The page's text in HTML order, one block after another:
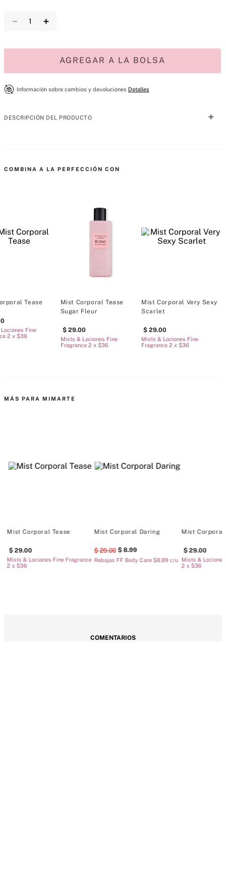
＋
－
AGREGAR A LA BOLSA
Información sobre cambios y devoluciones Detalles
DESCRIPCIÓN DEL PRODUCTO
Déjese envolver por una mezcla de mango jugoso, peonía dorada y un
Tipo de fragancia: Floral Frutal
250 ml/8.4 fl oz.
COMBINA A LA PERFECCIÓN CON
Tease
Fine
2 x $36
Mist Corporal Tease
Sugar Fleur
29.00
Mists & Lociones Fine
Fragrance 2 x $36
Mist Corporal Very Sexy
Scarlet
29.00
Mists & Lociones Fine
Fragrance 2 x $36
MÁS PARA MIMARTE
Mist Corporal Tease
29.00
Mists & Lociones Fine Fragrance
2 x $36
Mist Corporal Daring
29.00 8.99
Rebajas FF Body Care $8.99 c/u
Mist Corporal
29.00
Mists &
2 x $36
COMENTARIOS